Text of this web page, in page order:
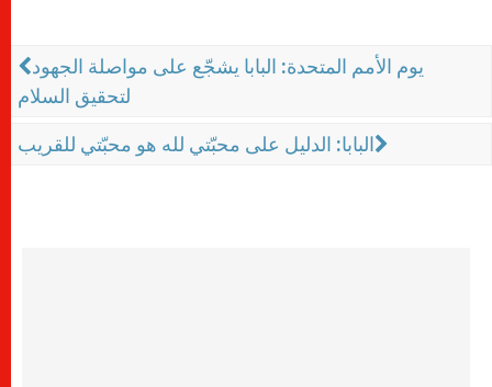
يوم الأمم المتحدة: البابا يشجّع على مواصلة الجهود
لتحقيق السلام
البابا: الدليل على محبّتي لله هو محبّتي للقريب